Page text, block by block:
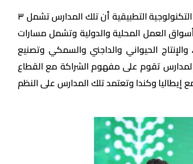
وأوضحت مسؤولة وحدة المدارس التكنولوجية التطبيقية أن تلك المدارس تشمل ٣
العمل المحلية والدولية وتشمل مسارات
والإنتاج الحيواني والداجني والسمكي وتصنيع
المدارس تقوم على مفهوم الشراكة مع القطاع
إيطاليا وكندا وتعتمد تلك المدارس على النظم